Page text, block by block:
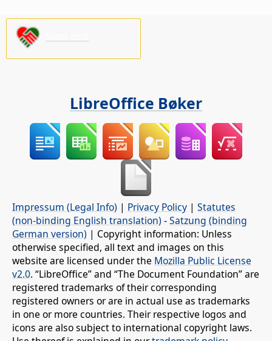
LibreOffice Bøker
Impressum (Legal Info) | Privacy Policy | Statutes
(non-binding English translation) -Satzung (binding
German version) | Copyright information: Unless
otherwise specified, all text and images on this
website are licensed under the Mozilla Public License
v2.0. “LibreOffice” and “The Document Foundation” are
registered trademarks of their corresponding
registered owners or are in actual use as trademarks
in one or more countries. Their respective logos and
icons are also subject to international copyright laws.